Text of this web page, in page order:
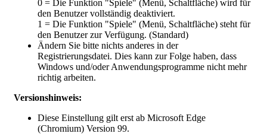
0 = Die Funktion "Spiele" (Menü, Schaltfläche) wird für
den Benutzer vollständig deaktiviert.
1 = Die Funktion "Spiele" (Menü, Schaltfläche) steht für
den Benutzer zur Verfügung. (Standard)
Ändern Sie bitte nichts anderes in der
Registrierungsdatei. Dies kann zur Folge haben, dass
Windows und/oder Anwendungsprogramme nicht mehr
richtig arbeiten.
Versionshinweis:
Diese Einstellung gilt erst ab Microsoft Edge
(Chromium) Version 99.